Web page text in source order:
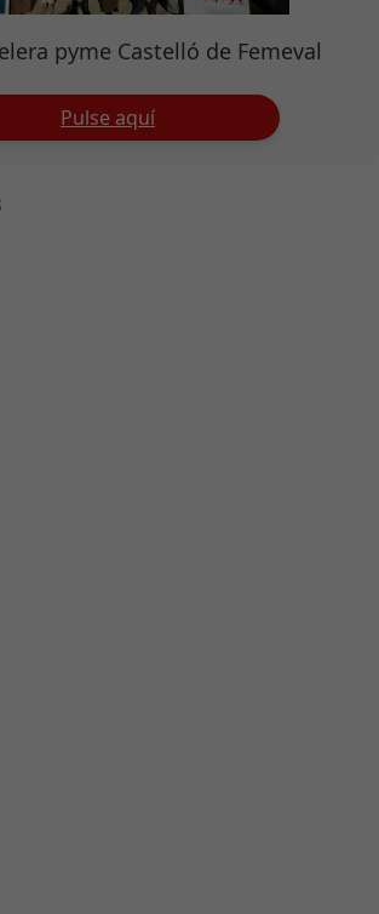
pyme Castelló de Femeval
Pulse aquí